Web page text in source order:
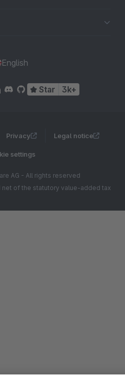
English
Star 3k+
Privacy Legal notice
settings
AG - All rights reserved
of the statutory value-added tax